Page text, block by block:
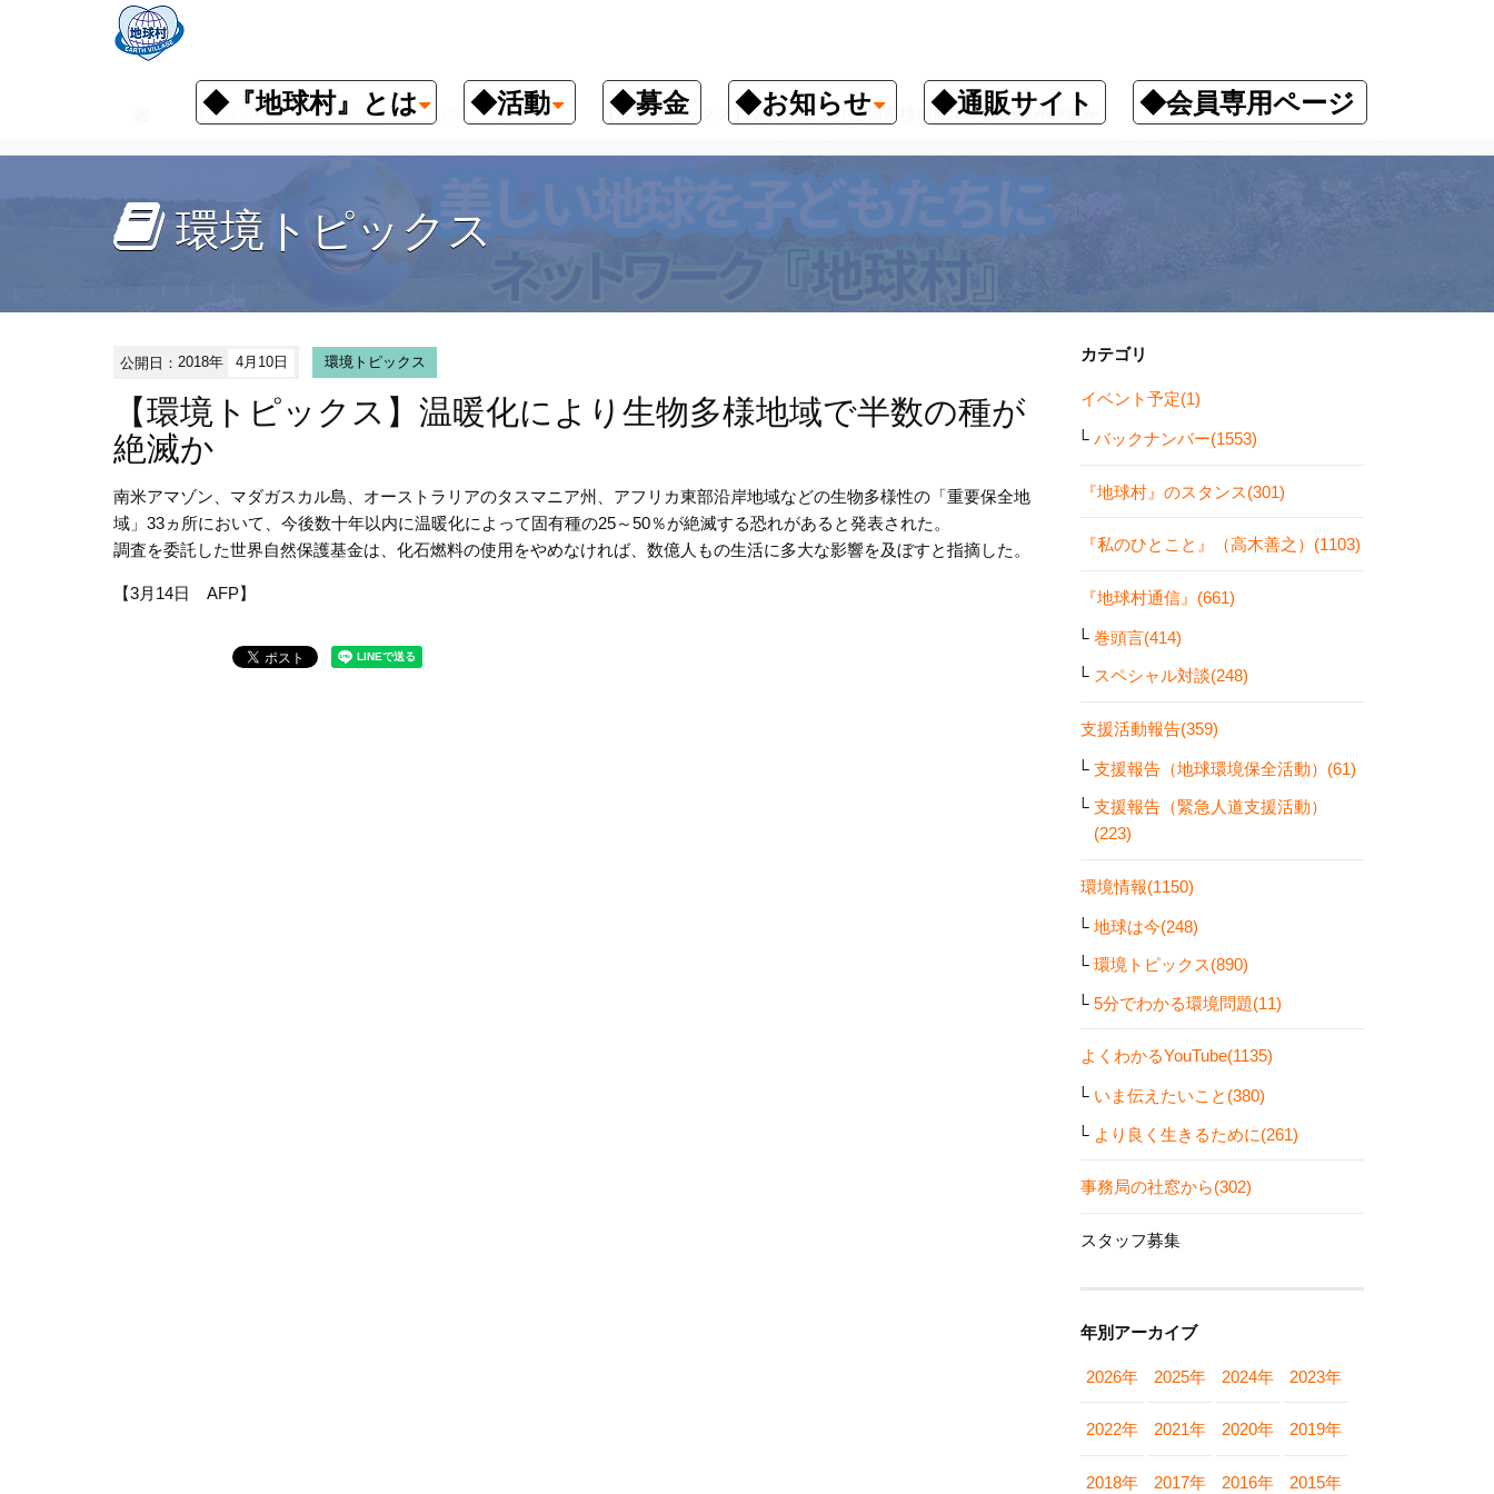
◆『地球村』とは ◆活動 ◆募金 ◆お知らせ ◆通販サイト ◆会員専用ページ
お知らせ 環境情報 環境トピックス 【環境トピックス】温暖化により生物多様地域で半数の種が絶滅か
環境トピックス
公開日：2018年 4月10日 環境トピックス
【環境トピックス】温暖化により生物多様地域で半数の種が
絶滅か
南米アマゾン、マダガスカル島、オーストラリアのタスマニア州、アフリカ東部沿岸地域などの生物多様性の「重要保全地
域」33ヵ所において、今後数十年以内に温暖化によって固有種の25～50％が絶滅する恐れがあると発表された。
調査を委託した世界自然保護基金は、化石燃料の使用をやめなければ、数億人もの生活に多大な影響を及ぼすと指摘した。
【3月14日 AFP】
カテゴリ
イベント予定(1)
バックナンバー(1553)
『地球村』のスタンス(301)
『私のひとこと』（高木善之）(1103)
『地球村通信』(661)
巻頭言(414)
スペシャル対談(248)
支援活動報告(359)
支援報告（地球環境保全活動）(61)
支援報告（緊急人道支援活動）
(223)
環境情報(1150)
地球は今(248)
環境トピックス(890)
5分でわかる環境問題(11)
よくわかるYouTube(1135)
いま伝えたいこと(380)
より良く生きるために(261)
事務局の社窓から(302)
スタッフ募集
年別アーカイブ
2026年 2025年 2024年 2023年
2022年 2021年 2020年 2019年
2018年 2017年 2016年 2015年